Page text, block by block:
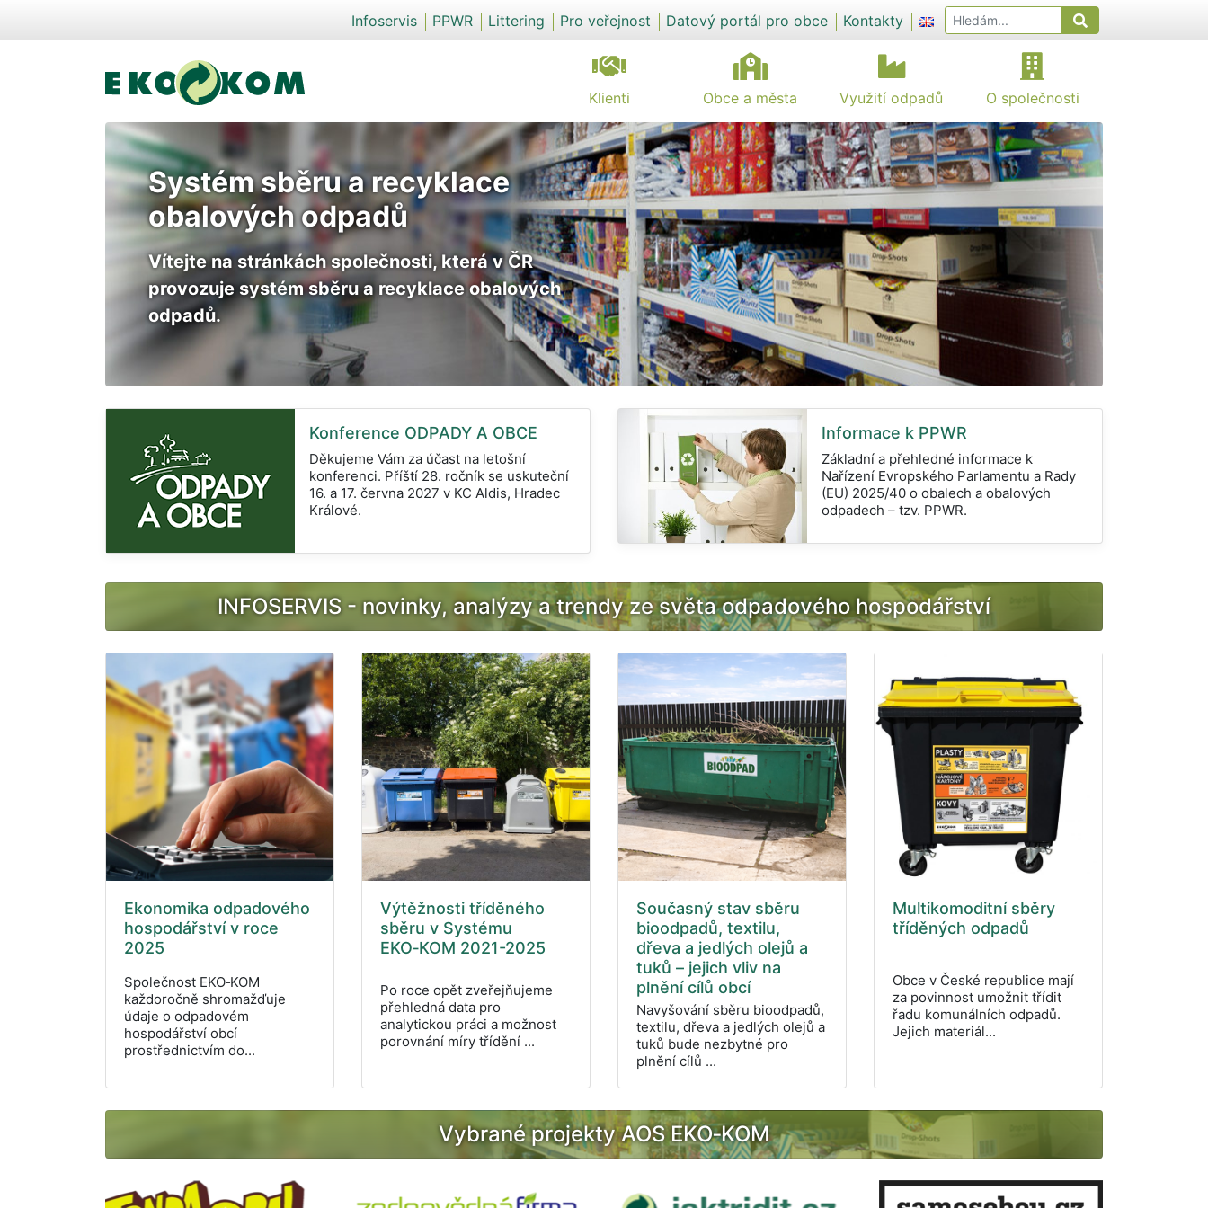
Infoservis PPWR Littering Pro veřejnost Datový portál pro obce Kontakty
Klienti Obce a města Využití odpadů O společnosti
Systém sběru a recyklace
obalových odpadů
Vítejte na stránkách společnosti, která v ČR
provozuje systém sběru a recyklace obalových
odpadů.
Konference ODPADY A OBCE
Děkujeme Vám za účast na letošní
konferenci. Příští 28. ročník se uskuteční
16. a 17. června 2027 v KC Aldis, Hradec
Králové.
Informace k PPWR
Základní a přehledné informace k
Nařízení Evropského Parlamentu a Rady
(EU) 2025/40 o obalech a obalových
odpadech – tzv. PPWR.
INFOSERVIS - novinky, analýzy a trendy ze světa odpadového hospodářství
Ekonomika odpadového
hospodářství v roce
2025
Společnost EKO‑KOM
každoročně shromažďuje
údaje o odpadovém
hospodářství obcí
prostřednictvím do...
Výtěžnosti tříděného
sběru v Systému
EKO‑KOM 2021-2025
Po roce opět zveřejňujeme
přehledná data pro
analytickou práci a možnost
porovnání míry třídění ...
Současný stav sběru
bioodpadů, textilu,
dřeva a jedlých olejů a
tuků – jejich vliv na
plnění cílů obcí
Navyšování sběru bioodpadů,
textilu, dřeva a jedlých olejů a
tuků bude nezbytné pro
plnění cílů ...
Multikomoditní sběry
tříděných odpadů
Obce v České republice mají
za povinnost umožnit třídit
řadu komunálních odpadů.
Jejich materiál...
Vybrané projekty AOS EKO‑KOM